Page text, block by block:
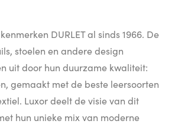
DURLET al sinds 1966. De
stoelen en andere design
uit door hun duurzame kwaliteit:
gemaakt met de beste leersoorten
Luxor deelt de visie van dit
hun unieke mix van moderne